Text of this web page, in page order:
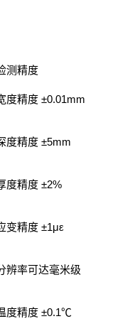
测精度
度精度 ±0.01mm
度精度 ±5mm
度精度 ±2%
变精度 ±1με
辨率可达毫米级
度精度 ±0.1℃